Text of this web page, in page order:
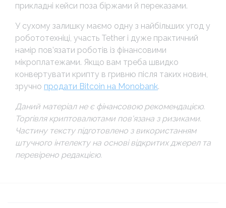
прикладні кейси поза біржами й переказами.
У сухому залишку маємо одну з найбільших угод у
робототехніці, участь Tether і дуже практичний
намір пов’язати роботів із фінансовими
мікроплатежами. Якщо вам треба швидко
конвертувати крипту в гривню після таких новин,
зручно продати Bitcoin на Monobank.
Даний матеріал не є фінансовою рекомендацією.
Торгівля криптовалютами пов'язана з ризиками.
Частину тексту підготовлено з використанням
штучного інтелекту на основі відкритих джерел та
перевірено редакцією.